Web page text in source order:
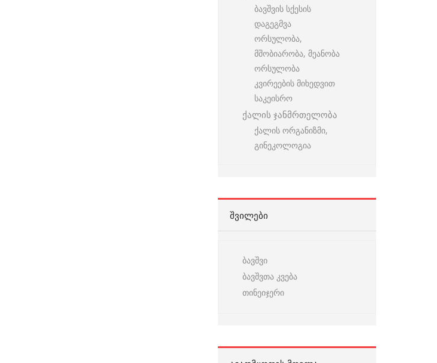
ბავშვის სქესის
დაგეგმვა
ორსულობა,
მშობიარობა, მეანობა
ორსულობა
კვირეების მიხედვით
საკეისრო
ქალის ჯანმრთელობა
ქალის ორგანიზმი,
გინეკოლოგია
ᲨᲕᲘᲚᲔᲑᲘ
ბავშვი
ბავშვთა კვება
თინეიჯერი